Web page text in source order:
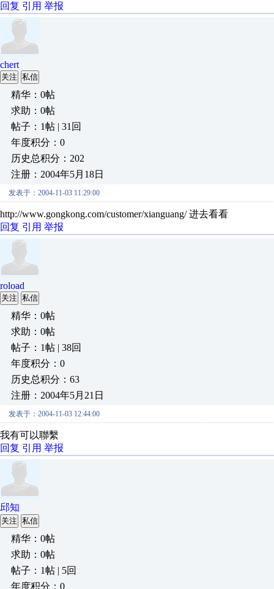
回复 引用 举报
chert
关注 私信
精华：0帖
求助：0帖
帖子：1帖 | 31回
年度积分：0
历史总积分：202
注册：2004年5月18日
发表于：2004-11-03 11:29:00
http://www.gongkong.com/customer/xianguang/ 进去看看
回复 引用 举报
roload
关注 私信
精华：0帖
求助：0帖
帖子：1帖 | 38回
年度积分：0
历史总积分：63
注册：2004年5月21日
发表于：2004-11-03 12:44:00
我有可以聯繫
回复 引用 举报
邱知
关注 私信
精华：0帖
求助：0帖
帖子：1帖 | 5回
年度积分：0